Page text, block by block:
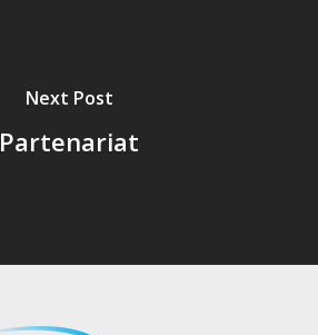
Next Post
Partenariat